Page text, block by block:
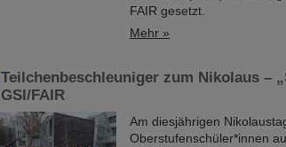
FAIR gesetzt.
Mehr »
Teilchenbeschleuniger zum Nikolaus –
GSI/FAIR
Am diesjährigen
Oberstufenschüler*innen